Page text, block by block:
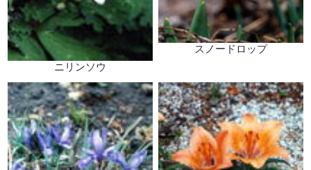
ニリンソウ
スノードロップ